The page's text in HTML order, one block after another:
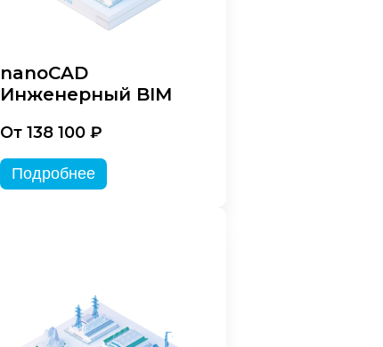
nanoCAD
Инженерный BIM
От 138 100 ₽
Подробнее